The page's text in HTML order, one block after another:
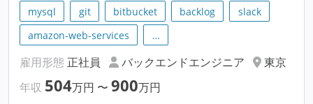
mysql git bitbucket backlog
slack
amazon-web-services
…
雇用形態 正社員 バックエンドエンジニア
東京
年収 504万円 〜 900万円